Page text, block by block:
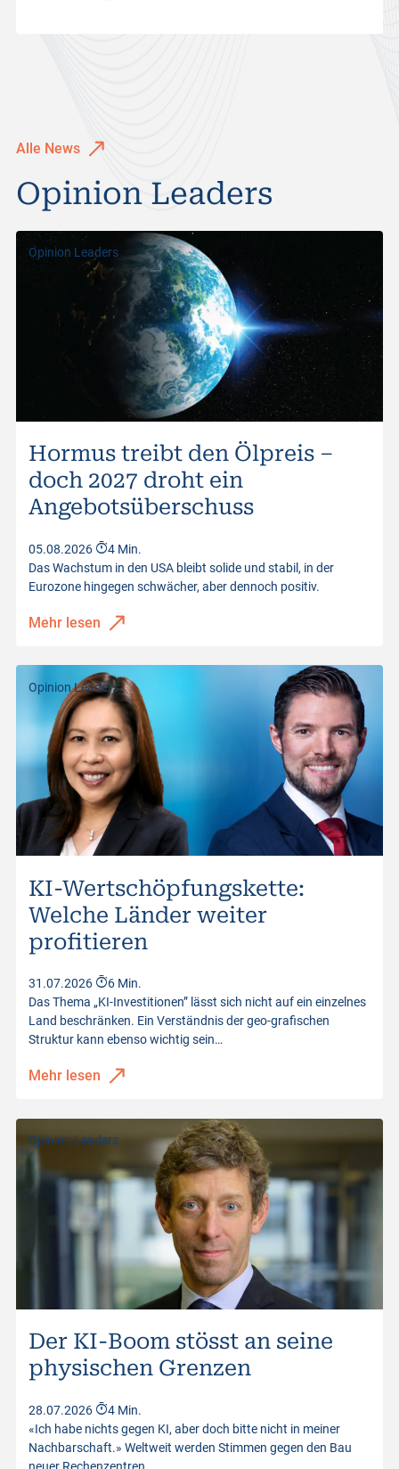
Opinion Leaders
Alle News
Opinion Leaders
Hormus treibt den Ölpreis –
doch 2027 droht ein
Angebotsüberschuss
05.08.2026
4 Min.
Das Wachstum in den USA bleibt solide und stabil, in der
Eurozone hingegen schwächer, aber dennoch positiv.
Mehr lesen
Opinion Leaders
KI-Wertschöpfungskette:
Welche Länder weiter
profitieren
31.07.2026
6 Min.
Das Thema „KI-Investitionen” lässt sich nicht auf ein einzelnes
Land beschränken. Ein Verständnis der geo-grafischen
Struktur kann ebenso wichtig sein…
Mehr lesen
Opinion Leaders
Der KI-Boom stösst an seine
physischen Grenzen
28.07.2026
4 Min.
«Ich habe nichts gegen KI, aber doch bitte nicht in meiner
Nachbarschaft.» Weltweit werden Stimmen gegen den Bau
neuer Rechenzentren…